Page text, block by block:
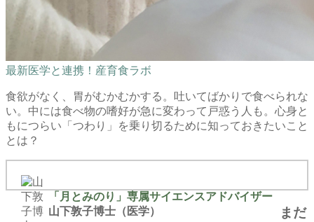
最新医学と連携！産育食ラボ
食欲がなく、胃がむかむかする。吐いてばかりで食べられな
い。中には食べ物の嗜好が急に変わって戸惑う人も。心身と
もにつらい「つわり」を乗り切るために知っておきたいこと
とは？
「月とみのり」専属サイエンスアドバイザー
山下敦子博士（医学）
まだ